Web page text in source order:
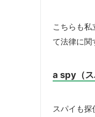
こちらも
て法律に関
a spy（ス
スパイも